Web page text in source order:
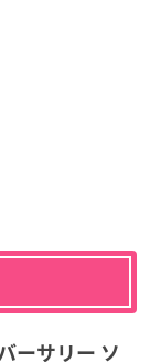
ーサリー ソ